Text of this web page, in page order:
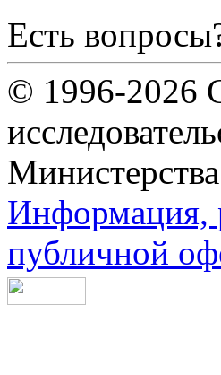
Есть
© 1996-2026
Информация,
публичной